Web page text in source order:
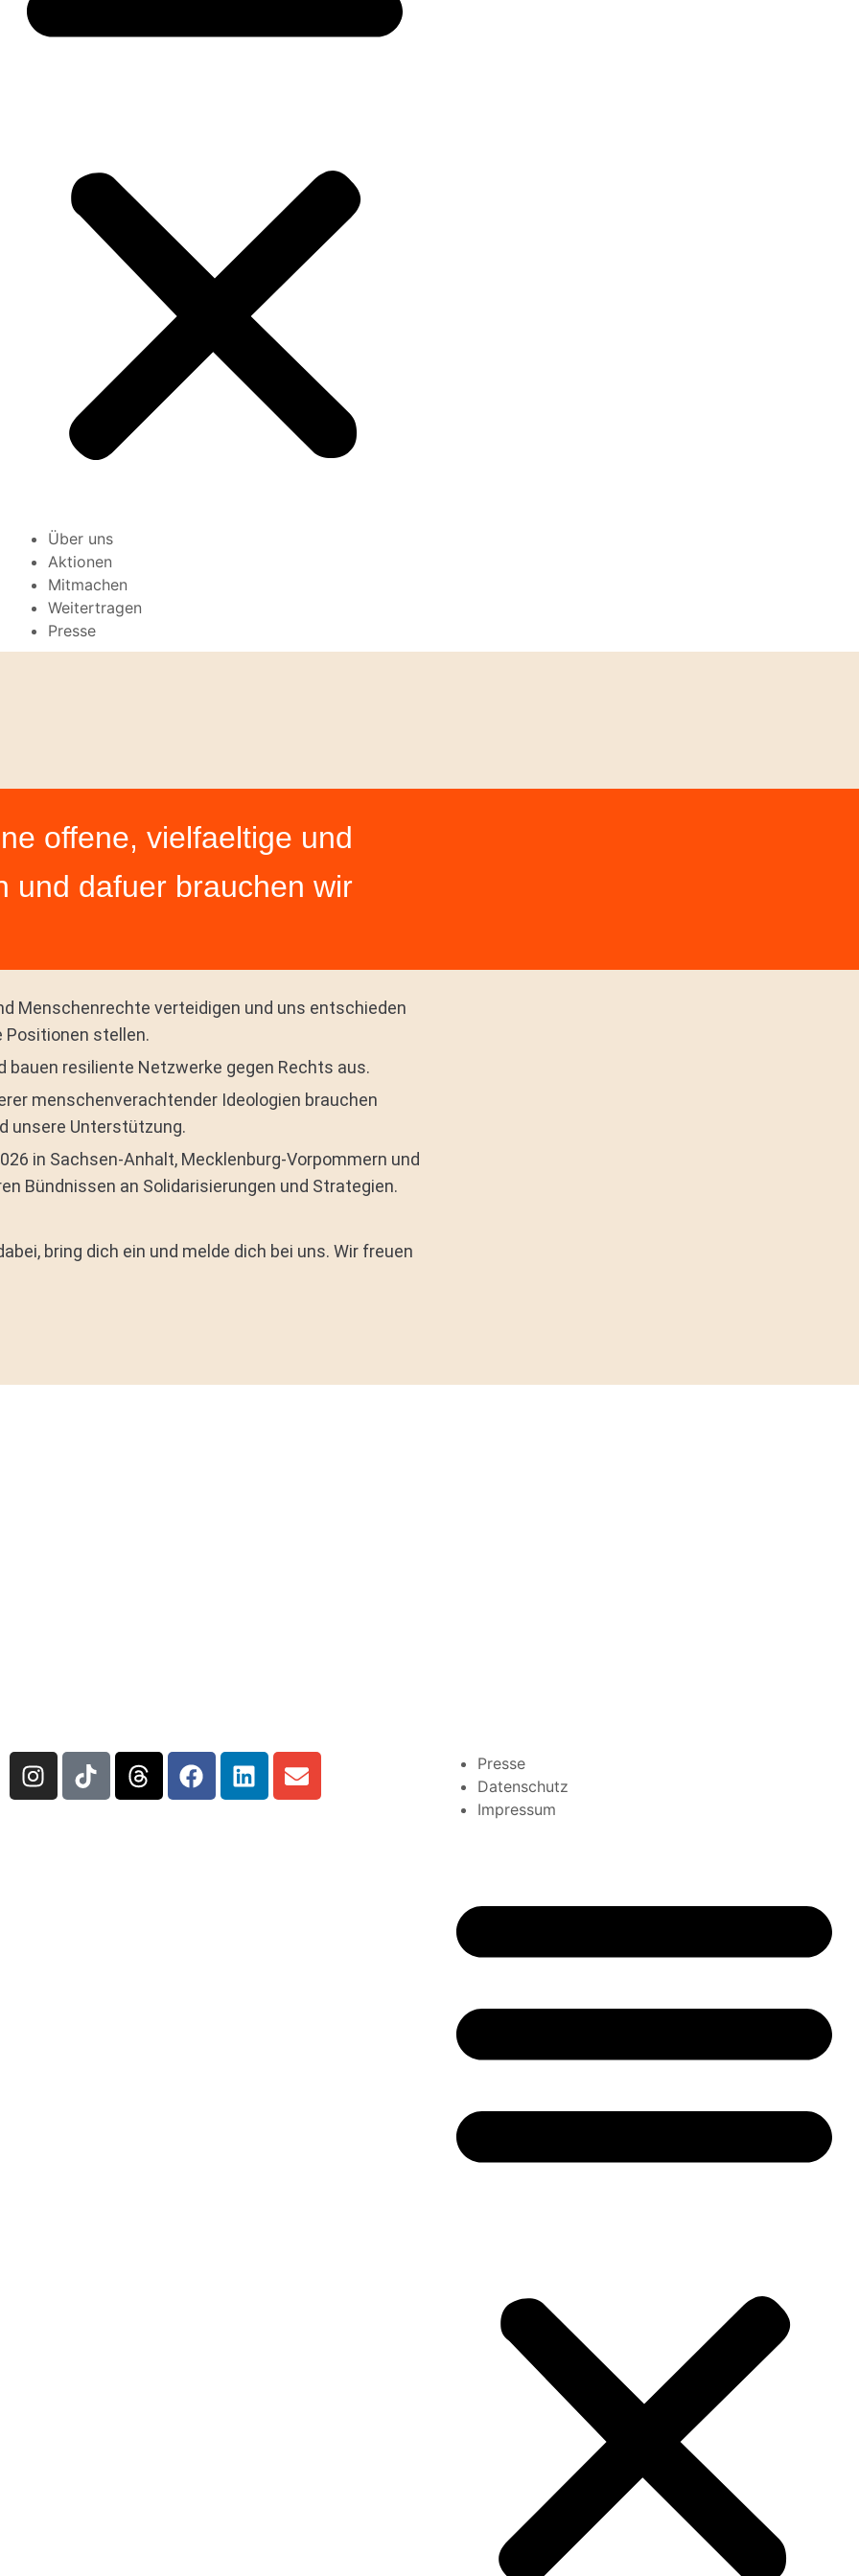
Über uns
Aktionen
Mitmachen
Weitertragen
Presse
offene, vielfaeltige und
und dafuer brauchen wir
Menschenrechte verteidigen und uns entschieden
Positionen stellen.
bauen resiliente Netzwerke gegen Rechts aus.
menschenverachtender Ideologien brauchen
unsere Unterstützung.
in Sachsen-Anhalt, Mecklenburg-Vorpommern und
Bündnissen an Solidarisierungen und Strategien.
bring dich ein und melde dich bei uns. Wir freuen
Presse
Datenschutz
Impressum